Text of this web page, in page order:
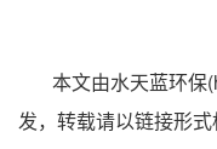
本文由水天蓝环保
发，转载请以链接形